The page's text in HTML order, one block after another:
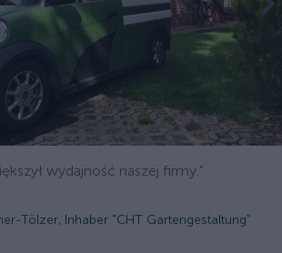
wydajność naszej firmy."
Tölzer, Inhaber "CHT Gartengestaltung"